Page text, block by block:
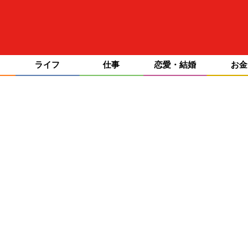
ライフ 仕事 恋愛・結婚 お金